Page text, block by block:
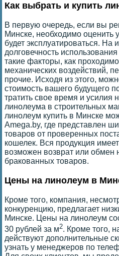
Как выбрать и купить
В первую очередь, если вы
Минске, необходимо оценить
будет эксплуатироваться. На
долговечность
такие факторы, как
механических воздействий,
прочие. Исходя из этого,
стоимость вашего будущего
тратить свое время и усилия
линолеума в строительных
линолеум купить в Минске
Amega.by, где представлен
товаров от проверенных
кошелек. Вся продукция
возможен возврат или обмен
бракованных товаров.
Цены на линолеум в
Кроме того, компания,
конкуренцию, предлагает
Минске. Цены на линолеум
30 рублей за м2. Кроме того,
действуют дополнительные
узнать у менеджеров по